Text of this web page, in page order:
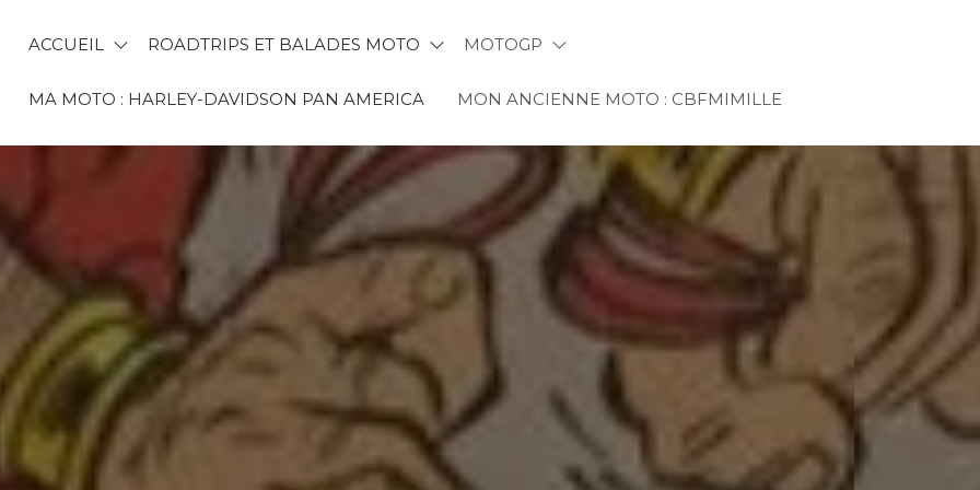
ACCUEIL ROADTRIPS ET BALADES MOTO MOTOGP
MA MOTO : HARLEY-DAVIDSON PAN AMERICA MON ANCIENNE MOTO : CBFMIMILLE